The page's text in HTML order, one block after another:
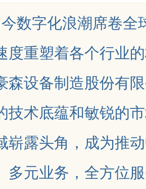
数字化浪潮席卷全
度重塑着各个行业
森设备制造股份有
技术底蕴和敏锐的
崭露头角，成为推
多元业务，全方位
查背后的故事与应用